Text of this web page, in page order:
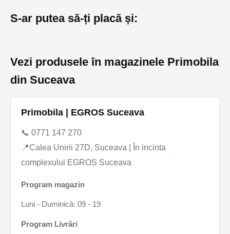
S-ar putea să-ți placă și:
Vezi produsele în magazinele Primobila
din Suceava
Primobila | EGROS Suceava
📞 0771 147 270
📍Calea Unirii 27D, Suceava | În incinta
complexului EGROS Suceava
Program magazin
Luni - Duminică: 09 - 19
Program Livrări